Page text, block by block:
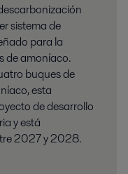
sistema de
para la
de amoníaco.
buques de
esta
de desarrollo
y está
2027 y 2028.